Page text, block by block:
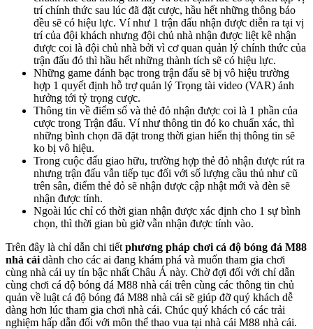
trí chính thức sau lúc đã đặt cược, hầu hết những thông báo
đều sẽ có hiệu lực. Ví như 1 trận đấu nhận được diễn ra tại vị
trí của đội khách nhưng đội chủ nhà nhận được liệt kê nhận
được coi là đội chủ nhà bởi vì cơ quan quản lý chính thức của
trận đấu đó thì hầu hết những thành tích sẽ có hiệu lực.
Những game đánh bạc trong trận đấu sẽ bị vô hiệu trường
hợp 1 quyết định hỗ trợ quản lý Trọng tài video (VAR) ảnh
hưởng tới tỷ trọng cược.
Thông tin về điểm số và thẻ đỏ nhận được coi là 1 phần của
cược trong Trận đấu. Ví như thông tin đó ko chuẩn xác, thì
những bình chọn đã đặt trong thời gian hiển thị thông tin sẽ
ko bị vô hiệu.
Trong cuộc đấu giao hữu, trường hợp thẻ đỏ nhận được rút ra
nhưng trận đấu vẫn tiếp tục đối với số lượng cầu thủ như cũ
trên sân, điểm thẻ đỏ sẽ nhận được cập nhật mới và đèn sẽ
nhận được tính.
Ngoài lúc chỉ có thời gian nhận được xác định cho 1 sự bình
chọn, thì thời gian bù giờ vẫn nhận được tính vào.
Trên đây là chỉ dẫn chi tiết phương pháp chơi cá độ bóng đá M88
nhà cái dành cho các ai đang khám phá và muốn tham gia chơi
cùng nhà cái uy tín bậc nhất Châu Á này. Chờ đợi đối với chỉ dẫn
cùng chơi cá độ bóng đá M88 nhà cái trên cùng các thông tin chủ
quản về luật cá độ bóng đá M88 nhà cái sẽ giúp đỡ quý khách dễ
dàng hơn lúc tham gia chơi nhà cái. Chúc quý khách có các trải
nghiệm hấp dẫn đối với môn thể thao vua tại nhà cái M88 nhà cái.